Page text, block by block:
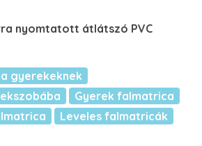
nyomtatott átlátszó PVC
gyerekeknek
Gyerek falmatrica
Leveles falmatricák